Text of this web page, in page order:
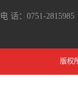
电 话：0751-2815985
版权